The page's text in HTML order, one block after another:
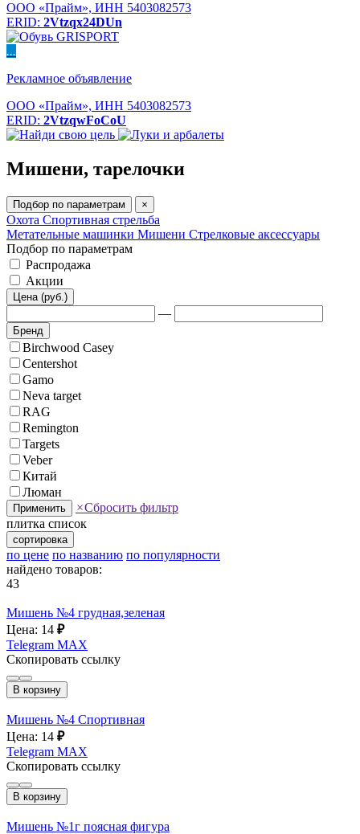
ООО «Прайм», ИНН 5403082573
ERID: 2Vtzqx24DUn
...
Рекламное объявление
ООО «Прайм», ИНН 5403082573
ERID: 2VtzqwFoCoU
Мишени, тарелочки
Подбор по параметрам ×
Охота Спортивная стрельба
Метательные машинки Мишени Стрелковые аксессуары
Подбор по параметрам
Распродажа
Акции
Цена (руб.)
—
Бренд
Birchwood Casey
Centershot
Gamo
Neva target
RAG
Remington
Targets
Veber
Китай
Люман
Применить ×Сбросить фильтр
плитка список
сортировка
по цене по названию по популярности
найдено товаров:
43
Мишень №4 грудная,зеленая
Цена: 14 ₽
Telegram MAX
Скопировать ссылку
В корзину
Мишень №4 Спортивная
Цена: 14 ₽
Telegram MAX
Скопировать ссылку
В корзину
Мишень №1г поясная фигура